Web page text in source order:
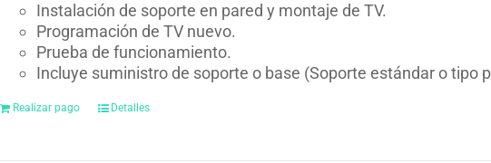
Instalación de soporte en pared y montaje de TV.
Programación de TV nuevo.
Prueba de funcionamiento.
Incluye suministro de soporte o base (Soporte estándar o tipo
Realizar pago Detalles